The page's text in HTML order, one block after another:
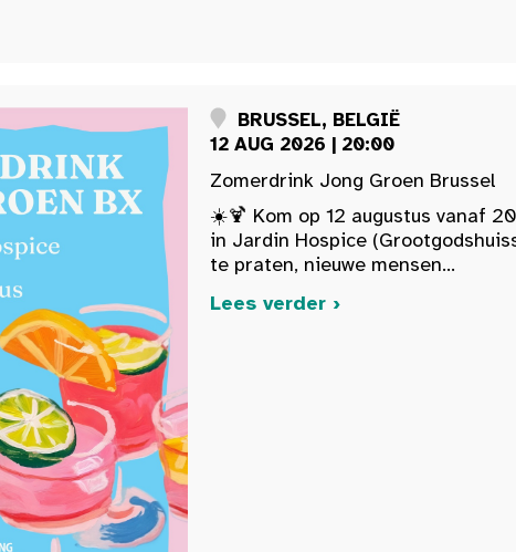
BRUSSEL, BELGIË
12 AUG 2026 | 20:00
Zomerdrink Jong Groen Brussel
☀️🍹 Kom op 12 augustus vanaf
in Jardin Hospice
te praten, nieuwe mensen...
Lees verder ›